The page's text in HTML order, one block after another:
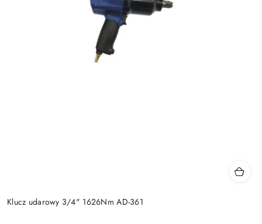
Klucz udarowy 3/4" 1626Nm AD-361